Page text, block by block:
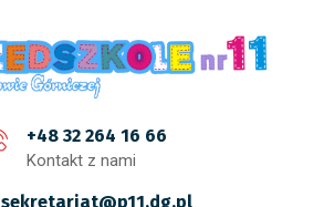
+48 32 264 16 66
Kontakt z nami
sekretariat@p11.dg.pl